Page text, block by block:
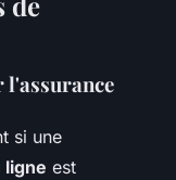
l'assurance
si une
ligne est